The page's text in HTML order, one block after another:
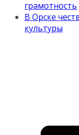
грамотность
В Орске
культуры